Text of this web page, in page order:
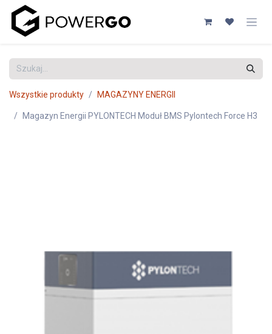
Przejdź do zawartości
Wszystkie produkty MAGAZYNY ENERGII
Magazyn Energii PYLONTECH Moduł BMS Pylontech Force H3